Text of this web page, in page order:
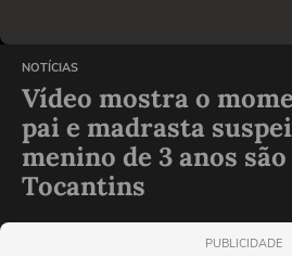
NOTÍCIAS
Vídeo mostra o
pai e madrasta
menino de 3 anos
Tocantins
PUBLICIDADE